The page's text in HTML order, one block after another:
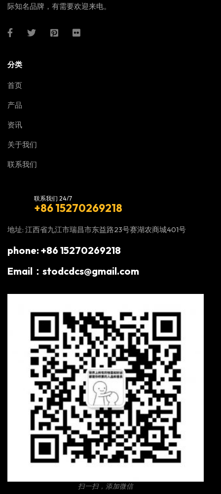
际知名品牌，有需要欢迎来电。
分类
首页
产品
资讯
关于我们
联系我们
联系我们 24/7
+86 15270269218
地址: 江西省九江市瑞昌市东益路23号赛湖农商城401号
phone: +86 15270269218
Email：stodcdcs@gmail.com
扫一扫，添加微信